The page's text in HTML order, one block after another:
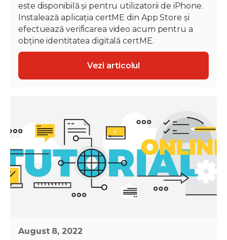
este disponibilă și pentru utilizatorii de iPhone.
Instalează aplicația certME din App Store și
efectuează verificarea video acum pentru a
obține identitatea digitală certME.
Vezi articolul
August 8, 2022